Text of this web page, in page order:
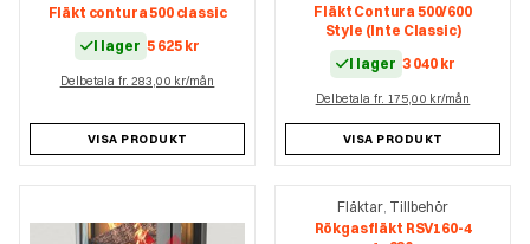
Fläkt contura 500 classic
I lager 5 625 kr
Delbetala fr. 283,00 kr/mån
VISA PRODUKT
Fläkt Contura 500/600
Style (Inte Classic)
I lager 3 040 kr
Delbetala fr. 175,00 kr/mån
VISA PRODUKT
Fläktar, Tillbehör
Rökgasfläkt RSV160-4